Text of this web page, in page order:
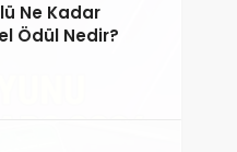
Ne Kadar
Ödül Nedir?